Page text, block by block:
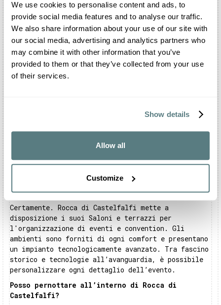
We use cookies to personalise content and ads, to
provide social media features and to analyse our traffic.
We also share information about your use of our site with
our social media, advertising and analytics partners who
may combine it with other information that you’ve
provided to them or that they’ve collected from your use
of their services.
Show details
Allow all
Customize
All’interno di Rocca di Castelfalfi c’è un
ristorante?
Rocca di Castelfalfiè un celebre ristorante
gourmet. Lo chef, Michele Rinaldi, è stato allievo
del famoso Gualtiero Marchesi. La cucina proposta
è di prima qualità, con piatti tipici realizzati
con prodotti locali selezionati.
All’interno di Rocca di Castelfalfi è possibile
La struttura, infatti, è aperta a matrimoni,
battesimi, comunioni e feste private. Potrete
aziendali, showroom, sfilate e cene di gala.
Rocca di Castelfalfi può ospitare meeting di
lavoro?
Certamente. Rocca di Castelfalfi mette a
disposizione i suoi Saloni e terrazzi per
l'organizzazione di eventi e convention. Gli
ambienti sono forniti di ogni comfort e presentano
un impianto tecnologicamente avanzato. Tra fascino
storico e tecnologie all’avanguardia, è possibile
personalizzare ogni dettaglio dell’evento.
Posso pernottare all’interno di Rocca di
Castelfalfi?